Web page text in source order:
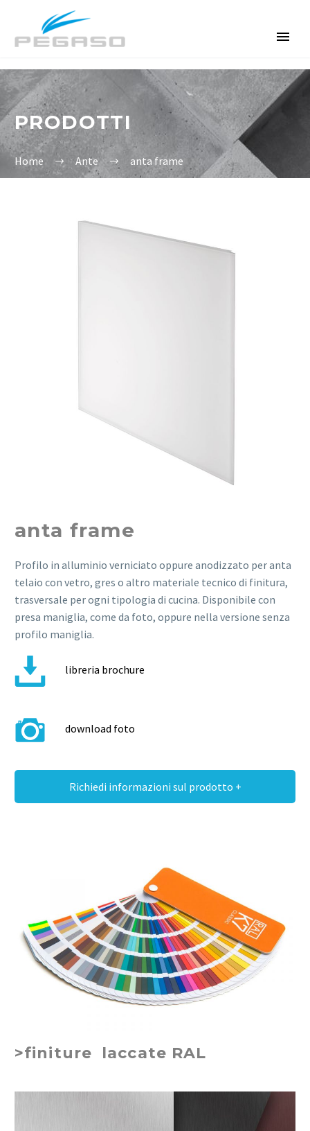
PRODOTTI
Home Ante anta frame
anta frame
Profilo in alluminio verniciato oppure anodizzato per anta
telaio con vetro, gres o altro materiale tecnico di finitura,
trasversale per ogni tipologia di cucina. Disponibile con
presa maniglia, come da foto, oppure nella versione senza
profilo maniglia.
libreria brochure
download foto
Richiedi informazioni sul prodotto +
>finiture laccate RAL